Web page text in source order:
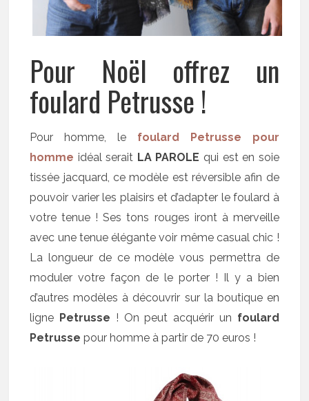
Pour Noël offrez un
foulard Petrusse !
Pour homme, le foulard Petrusse pour
homme idéal serait LA PAROLE qui est en soie
tissée jacquard, ce modèle est réversible afin de
pouvoir varier les plaisirs et d’adapter le foulard à
votre tenue ! Ses tons rouges iront à merveille
avec une tenue élégante voir même casual chic !
La longueur de ce modèle vous permettra de
moduler votre façon de le porter ! Il y a bien
d’autres modèles à découvrir sur la boutique en
ligne Petrusse ! On peut acquérir un foulard
Petrusse pour homme à partir de 70 euros !